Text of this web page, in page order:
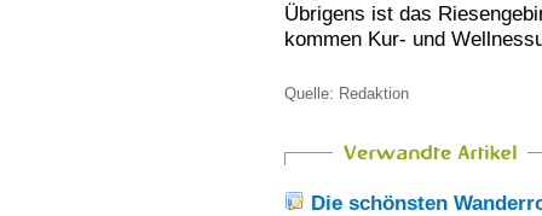
Übrigens ist das
kommen Kur- und
Quelle: Redaktion
Die schönsten